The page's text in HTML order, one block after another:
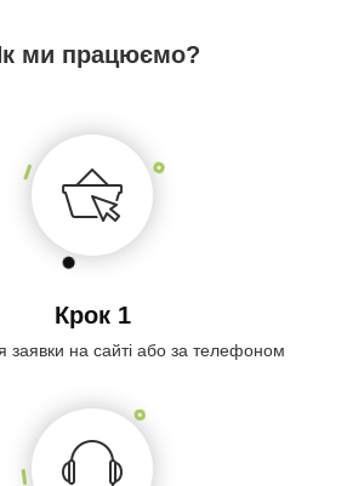
ми працюємо?
Крок 1
на сайті або за телефоном